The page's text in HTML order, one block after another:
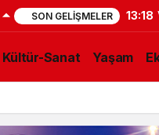
SON GELIŞMELER 13:18
Kültür-Sanat Yaşam